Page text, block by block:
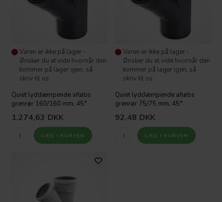
Varen er ikke på lager -
Ønsker du at vide hvornår den
kommer på lager igen, så
skriv til os
Quiet lyddæmpende afløbs
grenrør 160/160 mm, 45°
1.274,63 DKK
Varen er ikke på lager -
Ønsker du at vide hvornår den
kommer på lager igen, så
skriv til os
Quiet lyddæmpende afløbs
grenrør 75/75 mm, 45°
92,48 DKK